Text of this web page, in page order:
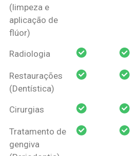
(limpeza e
aplicação de
flúor)
Radiologia
Restaurações
(Dentística)
Cirurgias
Tratamento de
gengiva